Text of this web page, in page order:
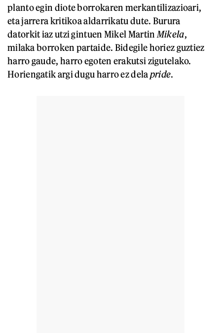
planto egin diote borrokaren merkantilizazioari,
eta jarrera kritikoa aldarrikatu dute. Burura
datorkit iaz utzi gintuen Mikel Martin Mikela,
milaka borroken partaide. Bidegile horiez guztiez
harro gaude, harro egoten erakutsi zigutelako.
Horiengatik argi dugu harro ez delapride.